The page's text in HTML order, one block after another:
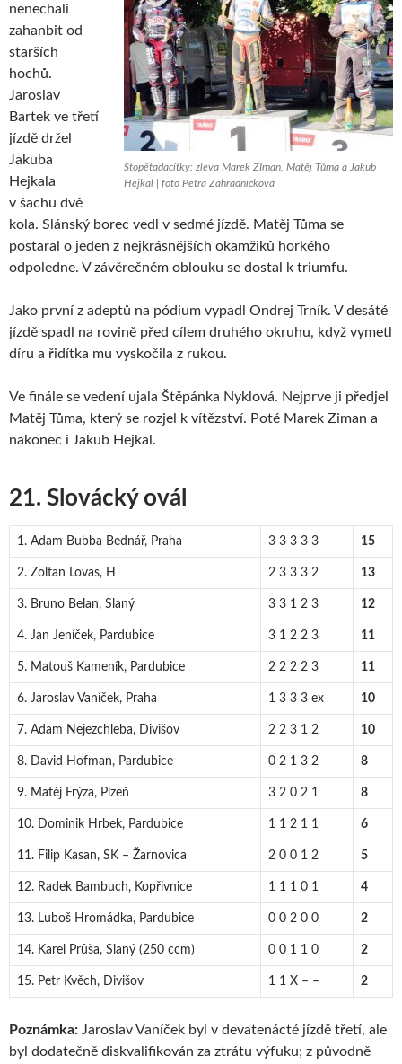
Stopětadacítky: zleva Marek ZIman, Matěj Tůma a Jakub
Hejkal | foto Petra Zahradníčková
nenechali
zahanbit od
starších
hochů.
Jaroslav
Bartek ve třetí
jízdě držel
Jakuba
Hejkala
v šachu dvě
kola. Slánský borec vedl v sedmé jízdě. Matěj Tůma se
postaral o jeden z nejkrásnějších okamžiků horkého
odpoledne. V závěrečném oblouku se dostal k triumfu.
Jako první z adeptů na pódium vypadl Ondrej Trník. V desáté
jízdě spadl na rovině před cílem druhého okruhu, když vymetl
díru a řidítka mu vyskočila z rukou.
Ve finále se vedení ujala Štěpánka Nyklová. Nejprve ji předjel
Matěj Tůma, který se rozjel k vítězství. Poté Marek Ziman a
nakonec i Jakub Hejkal.
21. Slovácký ovál
1. Adam Bubba Bednář, Praha 3 3 3 3 3 15
2. Zoltan Lovas, H 2 3 3 3 2 13
3. Bruno Belan, Slaný 3 3 1 2 3 12
4. Jan Jeníček, Pardubice 3 1 2 2 3 11
5. Matouš Kameník, Pardubice 2 2 2 2 3 11
6. Jaroslav Vaníček, Praha 1 3 3 3 ex 10
7. Adam Nejezchleba, Divišov 2 2 3 1 2 10
8. David Hofman, Pardubice 0 2 1 3 2 8
9. Matěj Frýza, Plzeň 3 2 0 2 1 8
10. Dominik Hrbek, Pardubice 1 1 2 1 1 6
11. Filip Kasan, SK – Žarnovica 2 0 0 1 2 5
12. Radek Bambuch, Kopřivnice 1 1 1 0 1 4
13. Luboš Hromádka, Pardubice 0 0 2 0 0 2
14. Karel Průša, Slaný (250 ccm) 0 0 1 1 0 2
15. Petr Kvěch, Divišov 1 1 X – – 2
Poznámka: Jaroslav Vaníček byl v devatenácté jízdě třetí, ale
byl dodatečně diskvalifikován za ztrátu výfuku; z původně